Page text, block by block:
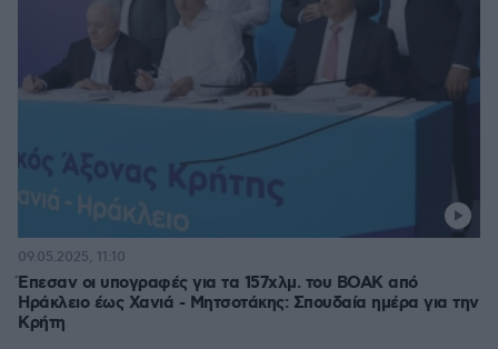
Έπεσαν οι υπογραφές για τα 157χλμ. του ΒΟΑΚ από
Ηράκλειο έως Χανιά - Μητσοτάκης: Σπουδαία ημέρα για την
Κρήτη
09.05.2025, 11:10